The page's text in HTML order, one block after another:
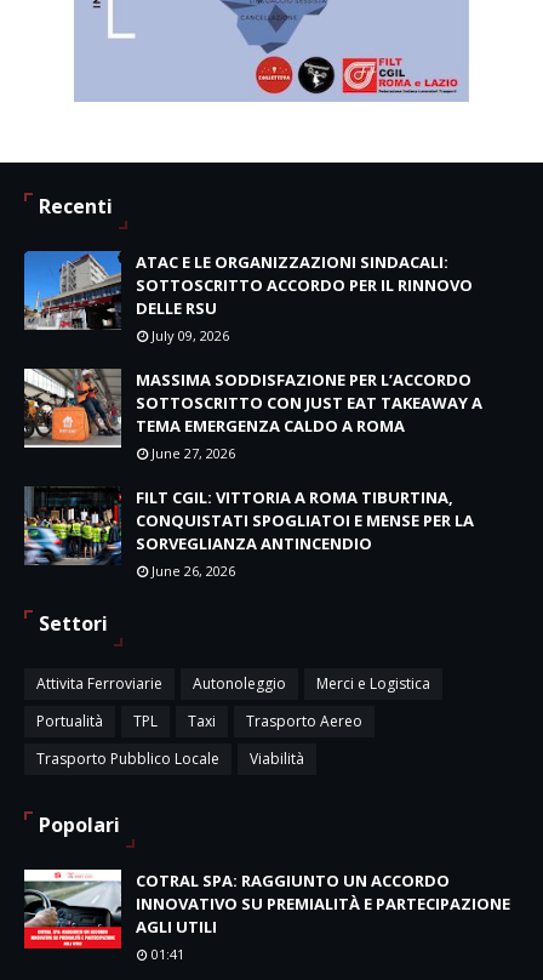
Recenti
ATAC E LE ORGANIZZAZIONI SINDACALI:
SOTTOSCRITTO ACCORDO PER IL RINNOVO
DELLE RSU
July 09, 2026
MASSIMA SODDISFAZIONE PER L’ACCORDO
SOTTOSCRITTO CON JUST EAT TAKEAWAY A
TEMA EMERGENZA CALDO A ROMA
June 27, 2026
FILT CGIL: VITTORIA A ROMA TIBURTINA,
CONQUISTATI SPOGLIATOI E MENSE PER LA
SORVEGLIANZA ANTINCENDIO
June 26, 2026
Settori
Attivita Ferroviarie Autonoleggio
Merci e Logistica
Portualità
TPL Taxi
Trasporto Aereo
Trasporto Pubblico Locale
Viabilità
Popolari
COTRAL SPA: RAGGIUNTO UN ACCORDO
INNOVATIVO SU PREMIALITÀ E PARTECIPAZIONE
AGLI UTILI
01:41